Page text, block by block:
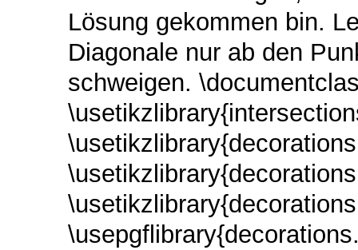
Lösung gekommen bin.
Diagonale nur ab den
schweigen.